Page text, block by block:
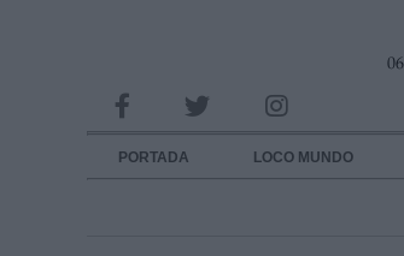
PORTADA LOCO MUNDO
INFORMACION SOBRE LA PROTECCIÓN DE
Responsable: